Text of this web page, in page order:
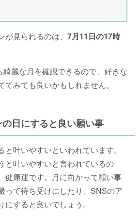
見られるのは、 7月11日の17時
麗な月を確認できるので、好きな
てみても良いかもしれません。
日にすると良い願い事
叶いやすいといわれています。
と叶いやすいと言われているの
健康運です。月に向かって願い事
って待ち受けにしたり、SNSのア
すると良いでしょう。